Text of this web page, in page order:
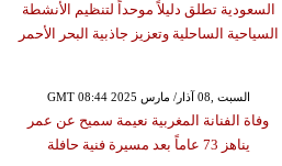
السعودية تطلق دليلاً موحداً لتنظيم الأنشطة
السياحية الساحلية وتعزيز جاذبية البحر الأحمر
GMT 08:44 2025 السبت ,08 آذار/ مارس
وفاة الفنانة المغربية نعيمة سميح عن عمر
يناهز 73 عاماً بعد مسيرة فنية حافلة